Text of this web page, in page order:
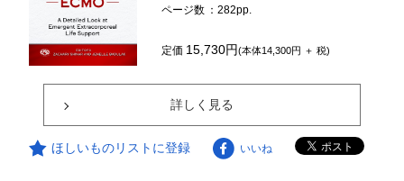
ページ数 ：282pp.
定価 15,730円(本体14,300円 ＋ 税)
詳しく見る
ほしいものリストに登録 いいね